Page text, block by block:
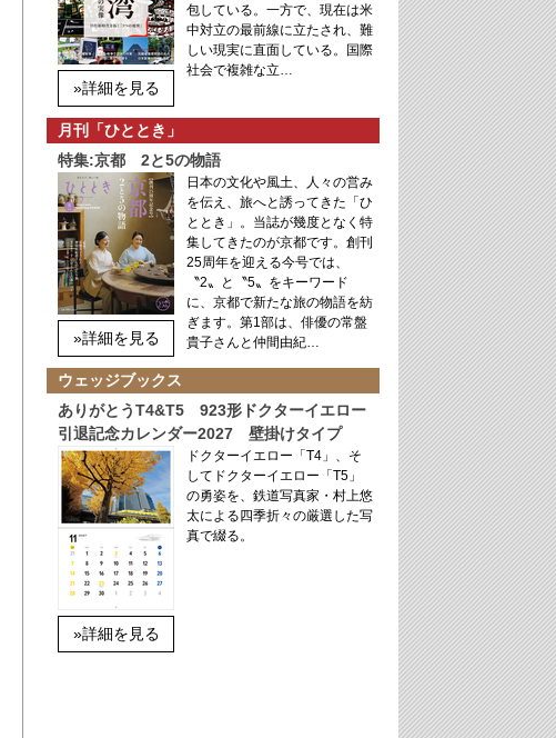
»詳細を見る
包している。一方で、現在は米
中対立の最前線に立たされ、難
しい現実に直面している。国際
社会で複雑な立…
月刊「ひととき」
特集:京都 2と5の物語
»詳細を見る
日本の文化や風土、人々の営み
を伝え、旅へと誘ってきた「ひ
ととき」。当誌が幾度となく特
集してきたのが京都です。創刊
25周年を迎える今号では、
〝2〟と〝5〟をキーワード
に、京都で新たな旅の物語を紡
ぎます。第1部は、俳優の常盤
貴子さんと仲間由紀…
ウェッジブックス
ありがとうT4&T5 923形ドクターイエロー
引退記念カレンダー2027 壁掛けタイプ
»詳細を見る
ドクターイエロー「T4」、そ
してドクターイエロー「T5」
の勇姿を、鉄道写真家・村上悠
太による四季折々の厳選した写
真で綴る。